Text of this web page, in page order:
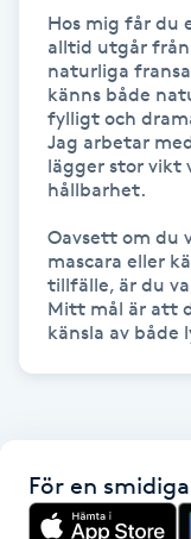
Gua Sha-massage
Hatha Yoga
Headspa
Healing
Herrklippning
HIFU
Hot Stone Massage
Hos mig får du
alltid utgår från
naturliga
känns både
fylligt och
Jag arbetar
lägger stor vikt
hållbarhet.
Oavsett om du
mascara eller
tillfälle, är du
Mitt mål är att
känsla av både
För en